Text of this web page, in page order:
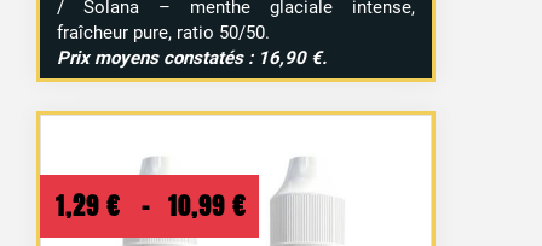
/ Solana – menthe glaciale intense,
fraîcheur pure, ratio 50/50.
Prix moyens constatés : 16,90 €.
1,29 € – 10,99 €
Plage